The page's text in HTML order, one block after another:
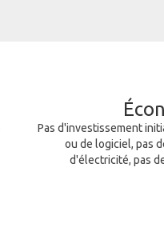
Pas d'investissement
ou de logiciel, pas
d'électricité, pas